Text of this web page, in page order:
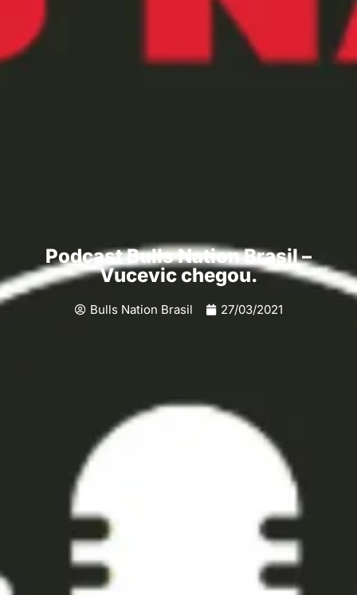
Podcast Bulls Nation Brasil –
Vucevic chegou.
Bulls Nation Brasil 27/03/2021